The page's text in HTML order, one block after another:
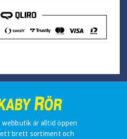
webbutik är alltid öppen
brett sortiment och